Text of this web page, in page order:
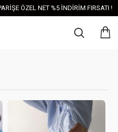
ÖZEL NET %5 İNDİRİM FIRSATI !